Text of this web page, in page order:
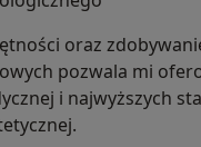
oraz
pozwala mi
i najwyższych